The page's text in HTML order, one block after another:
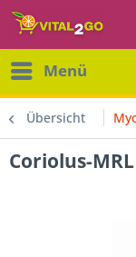
Menü
Übersicht
Coriolus-